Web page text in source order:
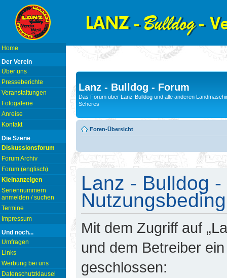
Home
Der Verein
Über uns
Presseberichte
Veranstaltungen
Fotogalerie
Anreise
Kontakt
Die Szene
Diskussionsforum
Forum Archiv
Forum (englisch)
Kleinanzeigen
Seriennummern
anmelden / suchen
Termine
Impressum
Und noch...
Umfragen
Links
Werbung bei uns
Datenschutzklausel
Lanz - Bulldog - Forum
Das Forum über Lanz-Bulldog und alle anderen
Scheres
Foren-Übersicht
Lanz - Bulldog
Mit dem Zugriff auf
und dem Betreiber
geschlossen: